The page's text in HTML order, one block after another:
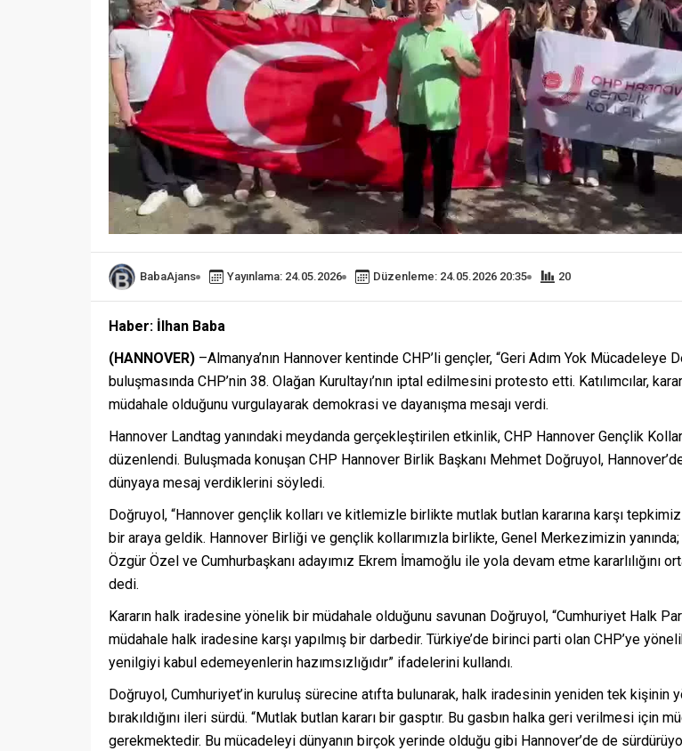
BabaAjans Yayınlama: 24.05.2026 Düzenleme: 24.05.2026 20:35 20
Haber: İlhan Baba
(HANNOVER) –Almanya’nın Hannover kentinde CHP’li gençler, “Geri Adım Yok Mücadeleye
buluşmasında CHP’nin 38. Olağan Kurultayı’nın iptal edilmesini protesto etti. Katılımcılar,
müdahale olduğunu vurgulayarak demokrasi ve dayanışma mesajı verdi.
Hannover Landtag yanındaki meydanda gerçekleştirilen etkinlik, CHP Hannover Gençlik
düzenlendi. Buluşmada konuşan CHP Hannover Birlik Başkanı Mehmet Doğruyol,
dünyaya mesaj verdiklerini söyledi.
Doğruyol, “Hannover gençlik kolları ve kitlemizle birlikte mutlak butlan kararına karşı
bir araya geldik. Hannover Birliği ve gençlik kollarımızla birlikte, Genel Merkezimizin yanında;
Özgür Özel ve Cumhurbaşkanı adayımız Ekrem İmamoğlu ile yola devam etme kararlılığını
dedi.
Kararın halk iradesine yönelik bir müdahale olduğunu savunan Doğruyol, “Cumhuriyet Halk
müdahale halk iradesine karşı yapılmış bir darbedir. Türkiye’de birinci parti olan CHP’ye
yenilgiyi kabul edemeyenlerin hazımsızlığıdır” ifadelerini kullandı.
Doğruyol, Cumhuriyet’in kuruluş sürecine atıfta bulunarak, halk iradesinin yeniden tek kişinin
bırakıldığını ileri sürdü. “Mutlak butlan kararı bir gasptır. Bu gasbın halka geri verilmesi için
gerekmektedir. Bu mücadeleyi dünyanın birçok yerinde olduğu gibi Hannover’de de